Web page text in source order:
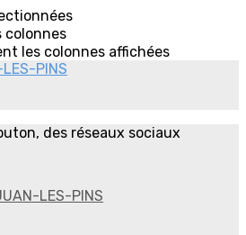
colonnes
les colonnes affichées
des réseaux sociaux